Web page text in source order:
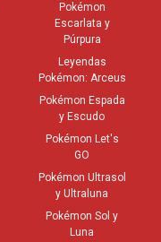
Pokémon
Escarlata y
Púrpura
Leyendas
Pokémon: Arceus
Pokémon Espada
y Escudo
Pokémon Let's
GO
Pokémon Ultrasol
y Ultraluna
Pokémon Sol y
Luna